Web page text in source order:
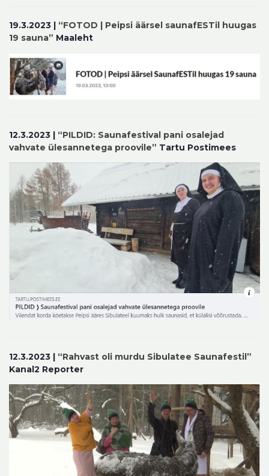
19.3.2023 | “FOTOD | Peipsi äärsel saunafESTil huugas
19 sauna” Maaleht
12.3.2023 | “PILDID: Saunafestival pani osalejad
vahvate ülesannetega proovile” Tartu Postimees
12.3.2023 | “Rahvast oli murdu Sibulatee Saunafestil”
Kanal2 Reporter